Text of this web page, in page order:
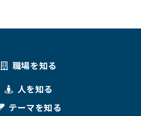
職場を知る
人を知る
テーマを知る